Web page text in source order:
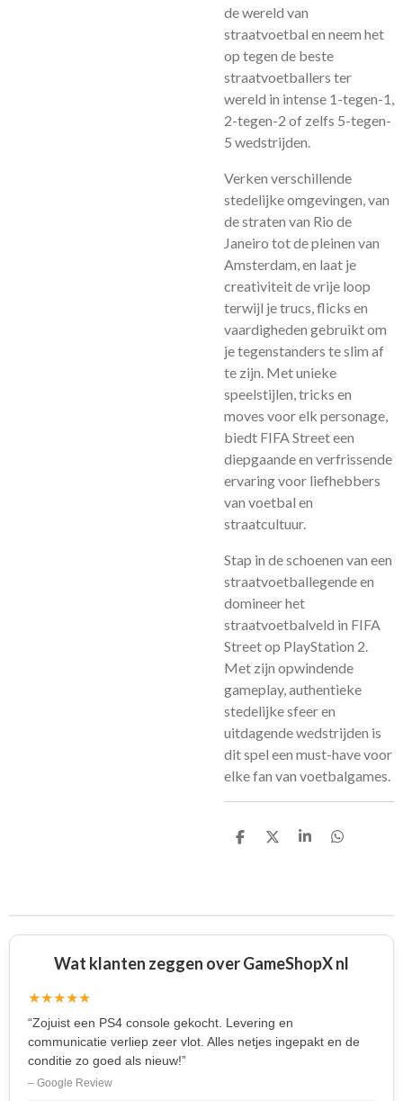
de wereld van
straatvoetbal en neem het
op tegen de beste
straatvoetballers ter
wereld in intense 1-tegen-1,
2-tegen-2 of zelfs 5-tegen-
5 wedstrijden.
Verken verschillende
stedelijke omgevingen, van
de straten van Rio de
Janeiro tot de pleinen van
Amsterdam, en laat je
creativiteit de vrije loop
terwijl je trucs, flicks en
vaardigheden gebruikt om
je tegenstanders te slim af
te zijn. Met unieke
speelstijlen, tricks en
moves voor elk personage,
biedt FIFA Street een
diepgaande en verfrissende
ervaring voor liefhebbers
van voetbal en
straatcultuur.
Stap in de schoenen van een
straatvoetballegende en
domineer het
straatvoetbalveld in FIFA
Street op PlayStation 2.
Met zijn opwindende
gameplay, authentieke
stedelijke sfeer en
uitdagende wedstrijden is
dit spel een must-have voor
elke fan van voetbalgames.
D
D
S
D
Wat klanten zeggen over GameShopX nl
★★★★★
“Zojuist een PS4 console gekocht. Levering en
communicatie verliep zeer vlot. Alles netjes ingepakt en de
conditie zo goed als nieuw!”
– Google Review